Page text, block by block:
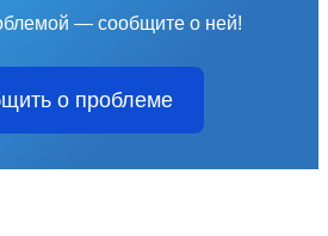
— сообщите о ней!
о проблеме